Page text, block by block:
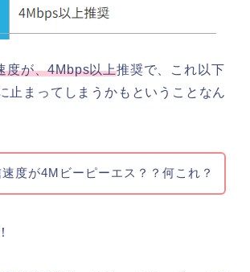
度が、4Mbps以上推奨で、これ以下
止まってしまうかもということなん
度が4Mビーピーエス？？何これ？